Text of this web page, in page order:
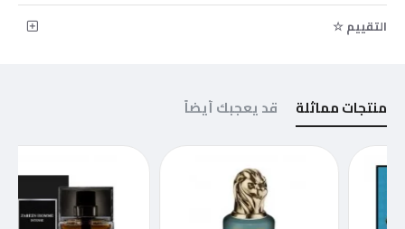
التقييم ☆
منتجات مماثلة قد يعجبك أيضاً